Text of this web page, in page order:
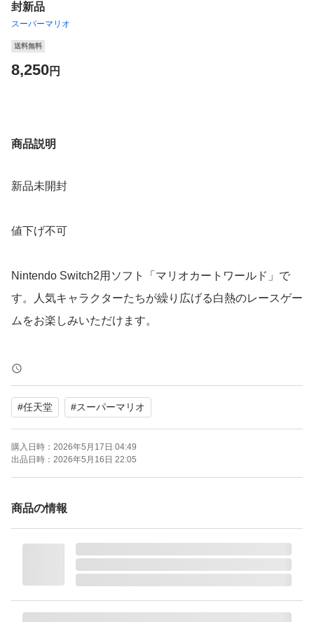
封新品
スーパーマリオ
送料無料
8,250円
商品説明
新品未開封
値下げ不可
Nintendo Switch2用ソフト「マリオカートワールド」で
す。人気キャラクターたちが繰り広げる白熱のレースゲー
ムをお楽しみいただけます。
【ブランド】スーパーマリオ
【カテゴリ】Switch用ソフト（パッケージ版）
【商品の状態】未使用
【カラー】マルチカラー
#任天堂 #スーパーマリオ
購入日時： 2026年5月17日 04:49
出品日時： 2026年5月16日 22:05
商品の情報